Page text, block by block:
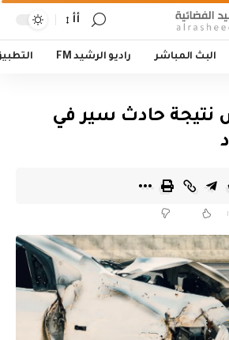
أأ
البث المباشر راديو الرشيد FM
حادث سير في